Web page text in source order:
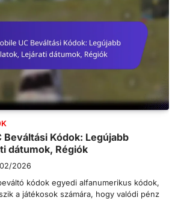
Beváltási Kódok: Legújabb
dátumok, Régiók
2026
kódok egyedi alfanumerikus kódok,
a játékosok számára, hogy valódi pénz